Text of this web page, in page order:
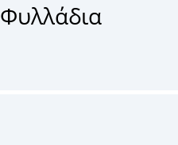
Φυλλάδια